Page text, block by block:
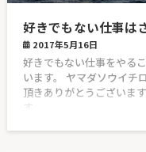
好きでもない仕事は
2017年5月16日
好きでもない仕事をやる
います。 ヤマダソウイチ
頂きありがとうございま
す